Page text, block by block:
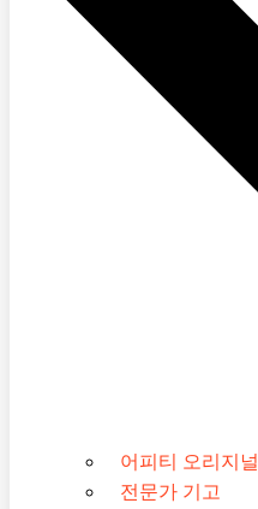
어피티 오리지널
전문가 기고